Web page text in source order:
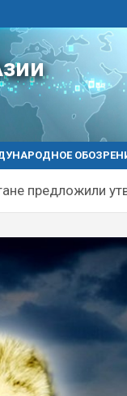
предложили